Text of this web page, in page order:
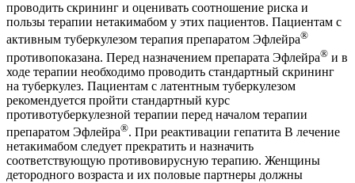
проводить скрининг и оценивать соотношение риска и
пользы терапии нетакимабом у этих пациентов. Пациентам с
активным туберкулезом терапия препаратом Эфлейра®
противопоказана. Перед назначением препарата Эфлейра® и в
ходе терапии необходимо проводить стандартный скрининг
на туберкулез. Пациентам с латентным туберкулезом
рекомендуется пройти стандартный курс
противотуберкулезной терапии перед началом терапии
препаратом Эфлейра®. При реактивации гепатита В лечение
нетакимабом следует прекратить и назначить
соответствующую противовирусную терапию. Женщины
детородного возраста и их половые партнеры должны